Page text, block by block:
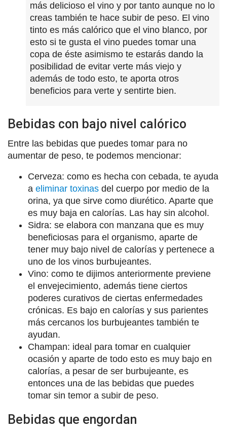
más delicioso el vino y por tanto aunque no lo
creas también te hace subir de peso. El vino
tinto es más calórico que el vino blanco, por
esto si te gusta el vino puedes tomar una
copa de éste asimismo te estarás dando la
posibilidad de evitar verte más viejo y
además de todo esto, te aporta otros
beneficios para verte y sentirte bien.
Bebidas con bajo nivel calórico
Entre las bebidas que puedes tomar para no
aumentar de peso, te podemos mencionar:
Cerveza: como es hecha con cebada, te ayuda
a eliminar toxinas del cuerpo por medio de la
orina, ya que sirve como diurético. Aparte que
es muy baja en calorías. Las hay sin alcohol.
Sidra: se elabora con manzana que es muy
beneficiosas para el organismo, aparte de
tener muy bajo nivel de calorías y pertenece a
uno de los vinos burbujeantes.
Vino: como te dijimos anteriormente previene
el envejecimiento, además tiene ciertos
poderes curativos de ciertas enfermedades
crónicas. Es bajo en calorías y sus parientes
más cercanos los burbujeantes también te
ayudan.
Champan: ideal para tomar en cualquier
ocasión y aparte de todo esto es muy bajo en
calorías, a pesar de ser burbujeante, es
entonces una de las bebidas que puedes
tomar sin temor a subir de peso.
Bebidas que engordan